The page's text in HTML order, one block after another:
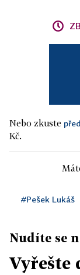
Nebo zkuste
Kč.
#Pešek Lukáš
Nudíte se
Vyřešte